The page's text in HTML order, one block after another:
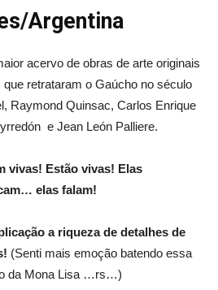
Argentina
acervo de obras de arte originais
retrataram o Gaúcho no século
Raymond Quinsac, Carlos Enrique
e Jean León Palliere.
vivas! Estão vivas! Elas
elas falam!
a riqueza de detalhes de
(Senti mais emoção batendo essa
da Mona Lisa …rs…)